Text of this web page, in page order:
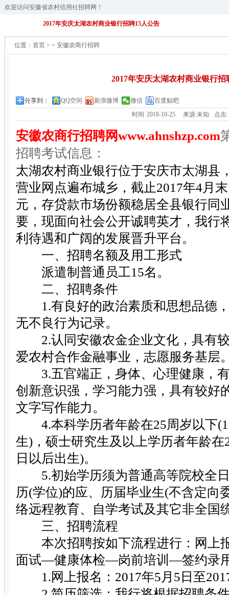
欢迎访问安徽省农村信用社招聘网！
2017年安庆太湖农村商业银行招聘15人公告
位置： 首页 > > 安徽农商行招聘
2017年安庆太湖农村商业银行招
分享到： QQ空间 新浪微博 微信
百度贴吧
时间 2018-10-25 来源:未知 点击:
安徽农商行招聘网www.ahnshzp.com
招聘考试信息：
太湖农村商业银行位于安庆市太湖县
营业网点遍布城乡，截止2017年4月
元，存贷款市场份额稳居全县银行同
要，现面向社会公开诚聘英才，我行
利待遇和广阔的发展晋升平台。
一、招聘名额及用工形式
派遣制普通员工15名。
二、招聘条件
1.有良好的政治素质和思想品德，
无不良行为记录。
2.认同安徽农金企业文化，具有较
爱农村合作金融事业，志愿服务基层
3.五官端正，身体、心理健康，有
创新意识强，学习能力强，具有较好
文字写作能力。
4.本科学历者年龄在25周岁以下
生)，硕士研究生及以上学历者年龄在
日以后出生)。
5.初始学历须为普通高等院校全日
历(学位)的应、历届毕业生(不含定向
络远程教育、自学考试及其它非全国
三、招聘流程
本次招聘按如下流程进行：网上
面试—健康体检—岗前培训—签约录
1.网上报名：2017年5月5日至